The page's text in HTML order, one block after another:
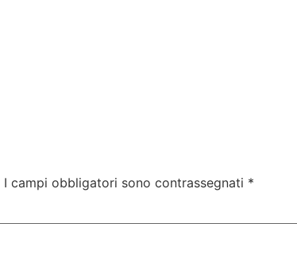
I campi obbligatori sono contrassegnati *